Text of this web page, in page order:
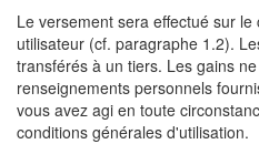
Le versement sera effectué sur
utilisateur (cf. paragraphe 1.2).
transférés à un tiers. Les gains
renseignements personnels
vous avez agi en toute
conditions générales d'utilisation.